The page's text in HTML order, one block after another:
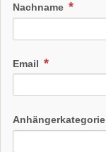
Nachname
Email
Anhängerkategorie